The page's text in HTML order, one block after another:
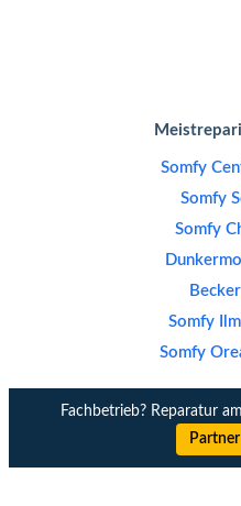
Somfy
Somfy
Somfy
Somfy
Somfy
Fachbetrieb? Reparatur